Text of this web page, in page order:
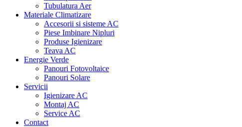
Tubulatura Aer
Materiale Climatizare
Accesorii si sisteme AC
Piese Imbinare Nipluri
Produse Igienizare
Teava AC
Energie Verde
Panouri Fotovoltaice
Panouri Solare
Servicii
Igienizare AC
Montaj AC
Service AC
Contact